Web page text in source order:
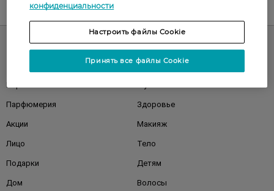
UA
Корейская косметика
Парфюмерия Здоровье
Акции Макияж
Лицо Тело
Подарки Детям
Дом Волосы
конфиденциальности
Настроить файлы Cookie
Принять все файлы Cookie